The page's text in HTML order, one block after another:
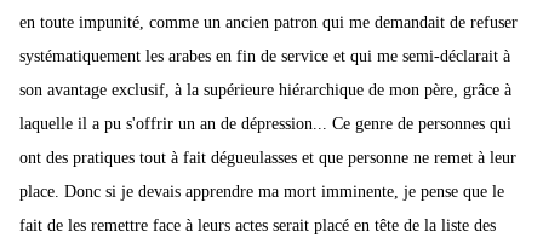
en toute impunité, comme un ancien patron qui me demandait de refuser
systématiquement les arabes en fin de service et qui me semi-déclarait à
son avantage exclusif, à la supérieure hiérarchique de mon père, grâce à
laquelle il a pu s'offrir un an de dépression... Ce genre de personnes qui
ont des pratiques tout à fait dégueulasses et que personne ne remet à leur
place. Donc si je devais apprendre ma mort imminente, je pense que le
fait de les remettre face à leurs actes serait placé en tête de la liste des